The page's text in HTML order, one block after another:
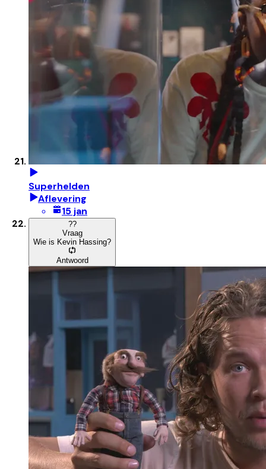
Superhelden
Aflevering
15 jan
??
Vraag
Wie is Kevin Hassing?
Antwoord